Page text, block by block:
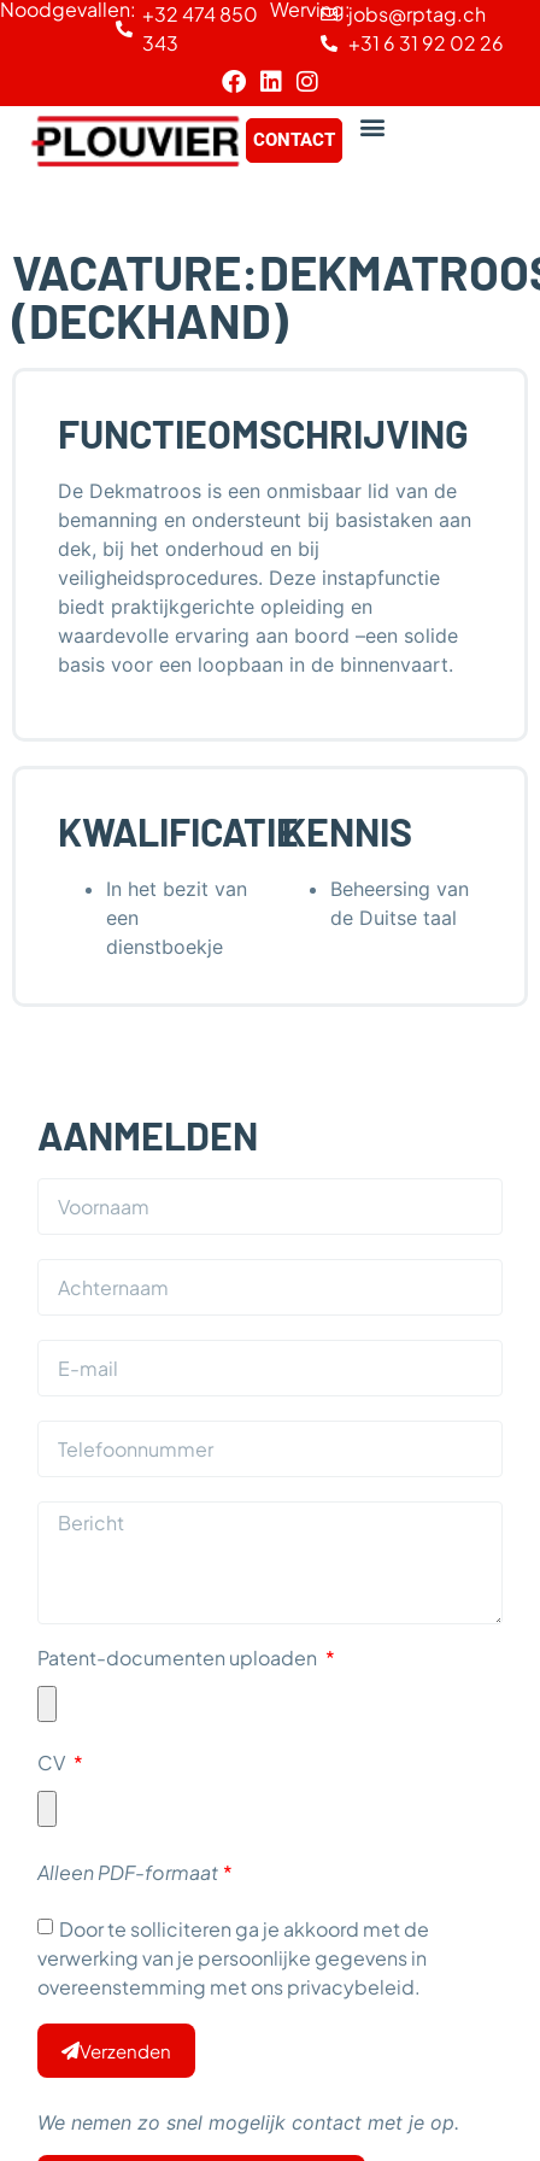
Noodgevallen: +32 474 850
343
Werving:jobs@rptag.ch
+31 6 31 92 02 26
CONTACT
(DECKHAND)
FUNCTIEOMSCHRIJVING
De Dekmatroos is een onmisbaar lid van de
bemanning en ondersteunt bij basistaken aan
dek, bij het onderhoud en bij
veiligheidsprocedures. Deze instapfunctie
biedt praktijkgerichte opleiding en
waardevolle ervaring aan boord –een solide
basis voor een loopbaan in de binnenvaart.
KWALIFICATIE
In het bezit van
een
dienstboekje
KENNIS
Beheersing van
de Duitse taal
AANMELDEN
Patent-documenten uploaden
CV
Alleen PDF-formaat
Door te solliciteren ga je akkoord met de
verwerking van je persoonlijke gegevens in
overeenstemming met ons privacybeleid.
Verzenden
We nemen zo snel mogelijk contact met je op.
Cookies beheer paneel